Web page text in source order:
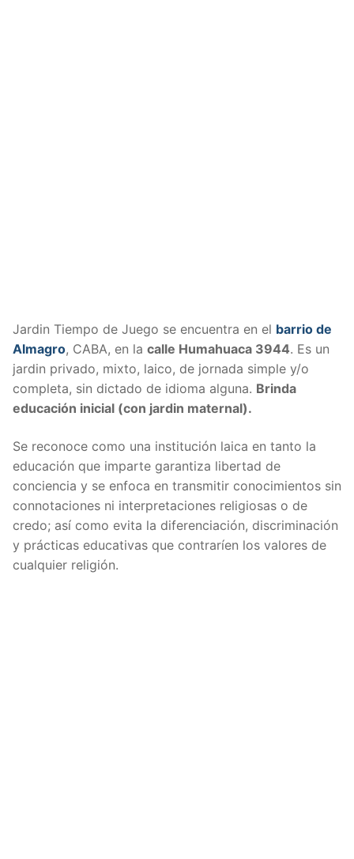
Jardin Tiempo de Juego se encuentra en el barrio de
Almagro, CABA, en la calle Humahuaca 3944. Es un
jardin privado, mixto, laico, de jornada simple y/o
completa, sin dictado de idioma alguna. Brinda
educación inicial (con jardin maternal).
Se reconoce como una institución laica en tanto la
educación que imparte garantiza libertad de
conciencia y se enfoca en transmitir conocimientos sin
connotaciones ni interpretaciones religiosas o de
credo; así como evita la diferenciación, discriminación
y prácticas educativas que contraríen los valores de
cualquier religión.